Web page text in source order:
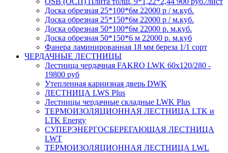
Доска обрезная 25*100*6м 22000 р / м.куб.
Доска обрезная 25*150*6м 22000 р / м.куб.
Доска обрезная 50*100*6м 22000 р. м.куб.
Доска обрезная 50*150*6 м 22000 р. м.куб
Фанера ламинированная 18 мм береза 1/1 сорт
ЧЕРДАЧНЫЕ ЛЕСТНИЦЫ
Лестница чердачная FAKRO LWK 60х120/280 -
19800 руб
Утепленная карнизная дверь DWK
ЛЕСТНИЦА LWS Plus
Лестницы чердачные складные LWK Plus
ТЕРМОИЗОЛЯЦИОННАЯ ЛЕСТНИЦА LTK и
LTK Energy
СУПЕРЭНЕРГОСБЕРЕГАЮЩАЯ ЛЕСТНИЦА
LWT
ТЕРМОИЗОЛЯЦИОННАЯ ЛЕСТНИЦА LWL